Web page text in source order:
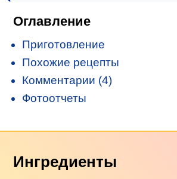
Оглавление
Приготовление
Похожие рецепты
Комментарии (4)
Фотоотчеты
Ингредиенты